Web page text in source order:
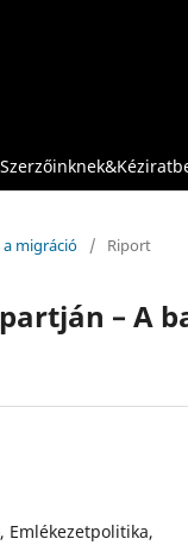
a migráció / Riport
– A
Emlékezetpolitika,